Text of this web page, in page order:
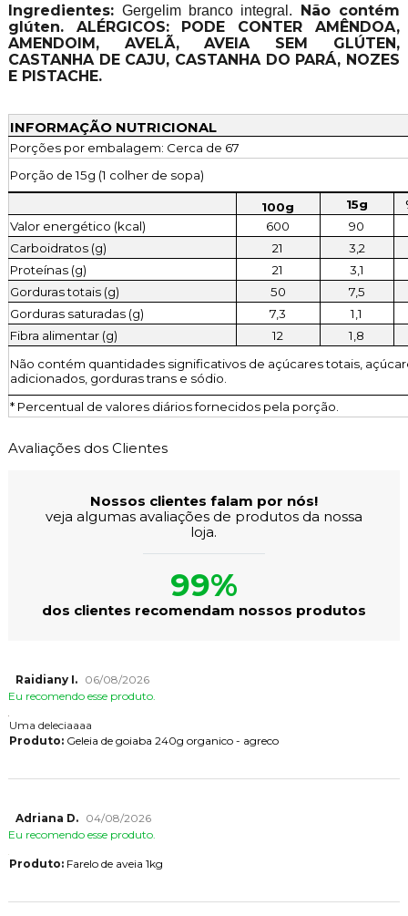
Ingredientes: Gergelim branco integral.
Não contém
glúten. ALÉRGICOS: PODE CONTER AMÊNDOA,
AMENDOIM, AVELÃ, AVEIA SEM GLÚTEN,
CASTANHA DE CAJU, CASTANHA DO PARÁ, NOZES
E PISTACHE.
INFORMAÇÃO NUTRICIONAL
Porções por embalagem: Cerca de 67
Porção de 15g (1 colher de sopa)
100g 15g
Valor energético (kcal)
600
90
Carboidratos (g)
21
3,2
Proteínas (g)
21
3,1
Gorduras totais (g)
50
7,5
Gorduras saturadas (g)
7,3
1,1
Fibra alimentar (g)
12
1,8
Não contém quantidades significativos de açúcares totais,
adicionados, gorduras trans e sódio.
* Percentual de valores diários fornecidos pela porção.
Avaliações dos Clientes
Nossos clientes falam por nós!
veja algumas avaliações de produtos da nossa
loja.
99%
dos clientes recomendam nossos produtos
Raidiany I.
06/08/2026
Eu recomendo esse produto.
Uma deleciaaaa
Produto:Geleia de goiaba 240g organico - agreco
Adriana D.
04/08/2026
Eu recomendo esse produto.
Produto:Farelo de aveia 1kg